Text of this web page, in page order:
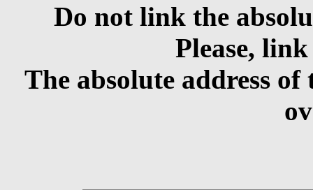
Do not link the
Please,
The absolute address